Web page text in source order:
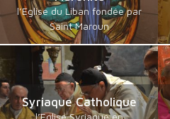
l’Eglise du Liban fondée par
Saint Maroun
Syriaque Catholique